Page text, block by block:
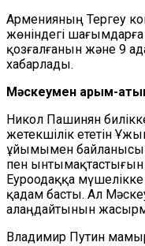
Арменияның Тергеу
жөніндегі
қозғалғанын және 9
хабарлады.
Мәскеумен қарым-
Никол Пашинян
жетекшілік ететін
ұйымымен
пен ынтымақтастығын
Еуроодаққа
қадам басты. Ал
алаңдайтынын
Владимир Путин